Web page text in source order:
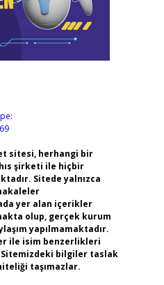
sitesi, herhangi bir
şirketi ile hiçbir
Sitede yalnızca
yer alan içerikler
olup, gerçek kurum
yapılmamaktadır.
ile isim benzerlikleri
bilgiler taslak
taşımazlar.